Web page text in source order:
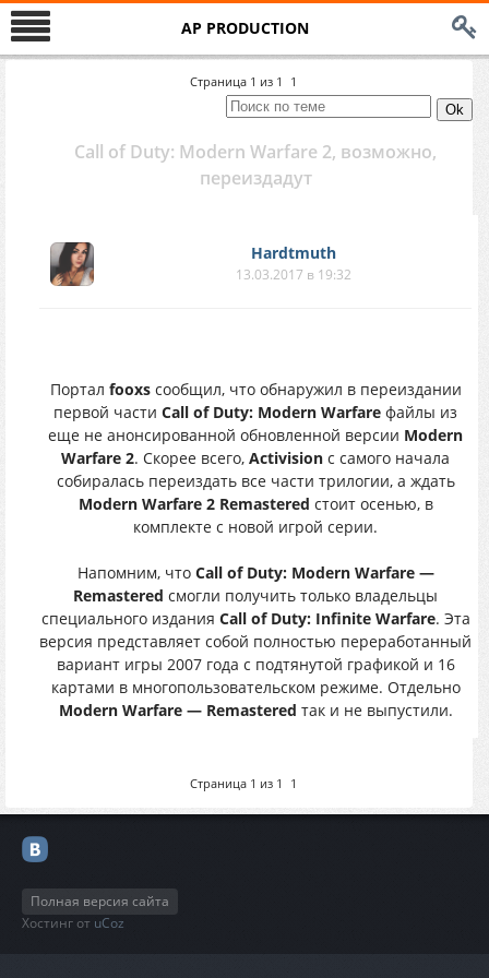
AP PRODUCTION
Страница 1 из 1 1
Call of Duty: Modern Warfare 2, возможно,
переиздадут
Hardtmuth
13.03.2017 в 19:32
Портал fooxsсообщил, что обнаружил в переиздании
первой части Call of Duty: Modern Warfare файлы из
еще не анонсированной обновленной версии Modern
Warfare 2. Скорее всего, Activision с самого начала
собиралась переиздать все части трилогии, а ждать
Modern Warfare 2 Remastered стоит осенью, в
комплекте с новой игрой серии.
Напомним, что Call of Duty: Modern Warfare —
Remastered смогли получить только владельцы
специального издания Call of Duty: Infinite Warfare. Эта
версия представляет собой полностью переработанный
вариант игры 2007 года с подтянутой графикой и 16
картами в многопользовательском режиме. Отдельно
Modern Warfare — Remastered так и не выпустили.
Страница 1 из 1 1
Полная версия сайта
Хостинг от uCoz